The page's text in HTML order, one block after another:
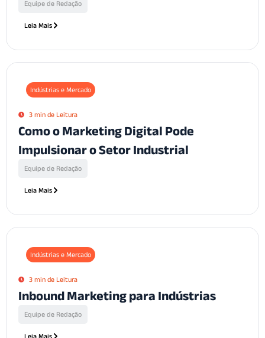
Equipe de Redação
Leia Mais
Indústrias e Mercado
3 min de Leitura
Como o Marketing Digital Pode
Impulsionar o Setor Industrial
Equipe de Redação
Leia Mais
Indústrias e Mercado
3 min de Leitura
Inbound Marketing para Indústrias
Equipe de Redação
Leia Mais